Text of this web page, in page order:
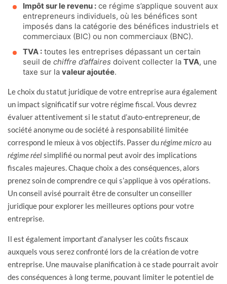
Impôt sur le revenu : ce régime s’applique souvent aux
entrepreneurs individuels, où les bénéfices sont
imposés dans la catégorie des bénéfices industriels et
commerciaux (BIC) ou non commerciaux (BNC).
TVA : toutes les entreprises dépassant un certain
seuil de chiffre d’affaires doivent collecter la TVA, une
taxe sur la valeur ajoutée.
Le choix du statut juridique de votre entreprise aura également
un impact significatif sur votre régime fiscal. Vous devrez
évaluer attentivement si le statut d’auto-entrepreneur, de
société anonyme ou de société à responsabilité limitée
correspond le mieux à vos objectifs. Passer durégime micro au
régime réelsimplifié ou normal peut avoir des implications
fiscales majeures. Chaque choix a des conséquences, alors
prenez soin de comprendre ce qui s’applique à vos opérations.
Un conseil avisé pourrait être de consulter un conseiller
juridique pour explorer les meilleures options pour votre
entreprise.
Il est également important d’analyser les coûts fiscaux
auxquels vous serez confronté lors de la création de votre
entreprise. Une mauvaise planification à ce stade pourrait avoir
des conséquences à long terme, pouvant limiter le potentiel de